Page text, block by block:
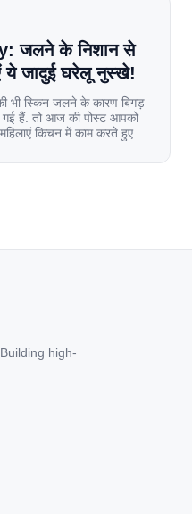
जलने के निशान से
ये जादुई घरेलू नुस्खे!
भी स्किन जलने के कारण बिगड़
हैं. तो आज की पोस्ट आपको
किचन में काम करते हुए
high-